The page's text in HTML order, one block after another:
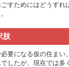
すためにはどうすれ
肢
要になる仮の住まい
したが、現在では多